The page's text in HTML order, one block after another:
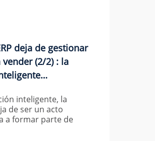
deja de gestionar
(2/2) : la
inteligente, la
de ser un acto
a formar parte de